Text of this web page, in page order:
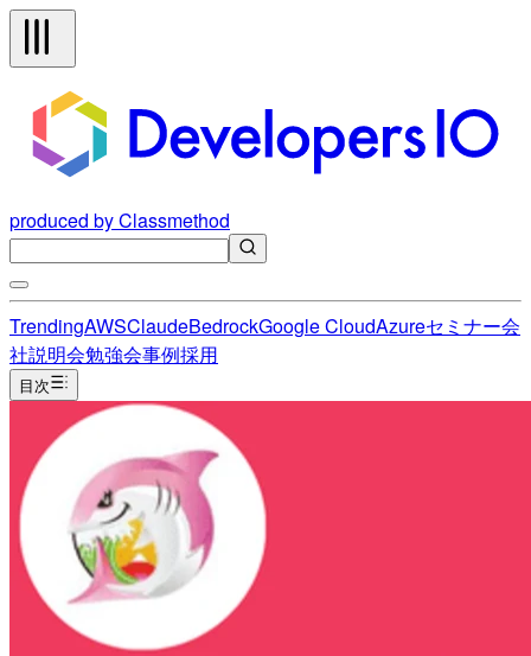
produced by Classmethod
TrendingAWSClaudeBedrockGoogle CloudAzureセミナー会
社説明会勉強会事例採用
目次